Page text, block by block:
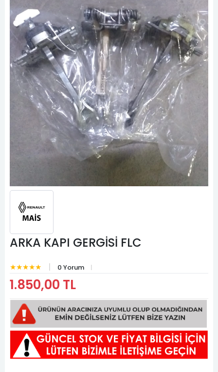
ARKA KAPI GERGİSİ FLC
★★★★★ 0 Yorum
1.850,00 TL